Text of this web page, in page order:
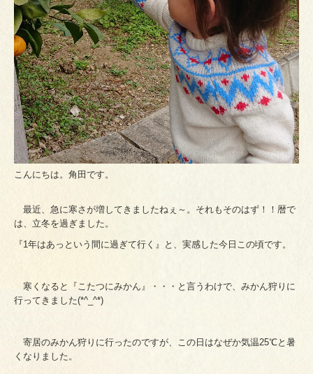
こんにちは。角田です。
最近、急に寒さが増してきましたねぇ～。それもそのはず！！暦で
は、立冬を過ぎました。
『1年はあっという間に過ぎて行く』と、実感した今日この頃です。
寒くなると『こたつにみかん』・・・と言うわけで、みかん狩りに
行ってきました(*^_^*)
寄居のみかん狩りに行ったのですが、この日はなぜか気温25℃と暑
くなりました。